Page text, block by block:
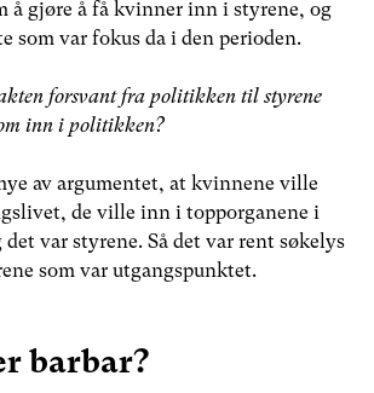
å gjøre å få kvinner inn i styrene, og
som var fokus da i den perioden.
forsvant fra politikken til styrene
inn i politikken?
av argumentet, at kvinnene ville
de ville inn i topporganene i
var styrene. Så det var rent søkelys
som var utgangspunktet.
barbar?